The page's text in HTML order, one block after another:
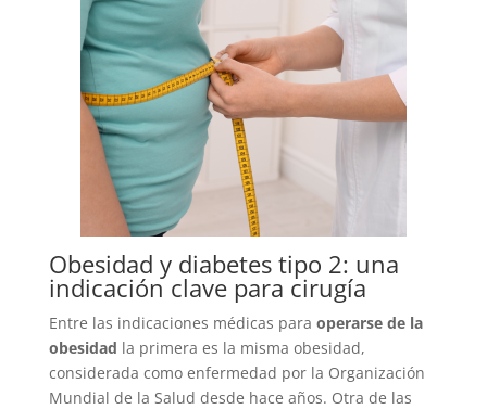
Obesidad y diabetes tipo 2: una
indicación clave para cirugía
Entre las indicaciones médicas para operarse de la
obesidad la primera es la misma obesidad,
considerada como enfermedad por la Organización
Mundial de la Salud desde hace años. Otra de las